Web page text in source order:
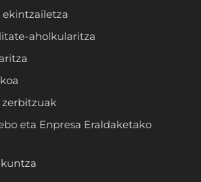
ekintzailetza
aholkularitza
eta Enpresa Eraldaketako